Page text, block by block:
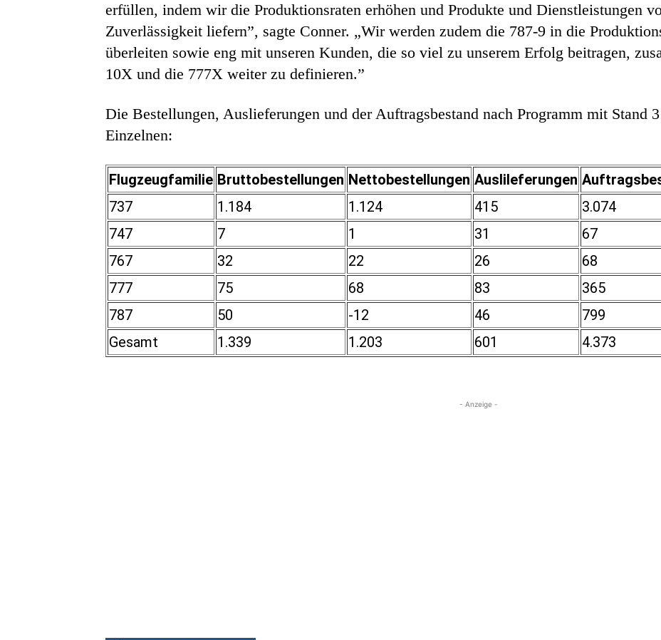
erfüllen, indem wir die Produktionsraten erhöhen und Produkte und Dienstleistungen
Zuverlässigkeit liefern”, sagte Conner. „Wir werden zudem die 787-9 in die
überleiten sowie eng mit unseren Kunden, die so viel zu unserem Erfolg beitragen,
10X und die 777X weiter zu definieren.”
Die Bestellungen, Auslieferungen und der Auftragsbestand nach Programm mit Stand
Einzelnen:
Flugzeugfamilie Bruttobestellungen Nettobestellungen Auslileferungen
737
1.184 1.124 415
3.074
747
7 1 31
67
767
32 22 26
68
777
75 68 83
365
787
50 -12 46
799
Gesamt
1.339 1.203 601 4.373
- Anzeige -